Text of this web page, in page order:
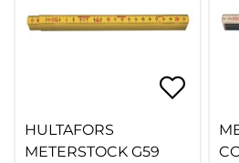
HULTAFORS
METERSTOCK G59